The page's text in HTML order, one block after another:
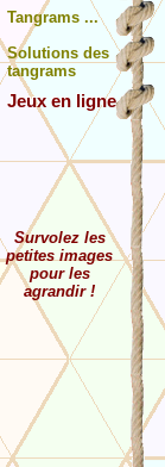
Survolez les
petites images
pour les
agrandir !
Jeux en ligne
Jeux en ligne
Solutions des
tangrams
Tangrams ...